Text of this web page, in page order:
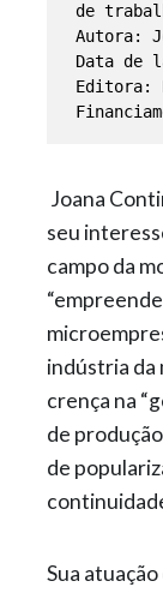
de
Autora:
Data de
Editora:
Joana
seu
campo da
indústria da
crença na
de
de
Sua